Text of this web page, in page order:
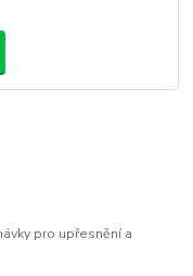
pro upřesnění a